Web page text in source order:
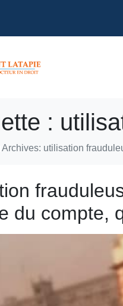
:
Archives: utilisation
du compte,